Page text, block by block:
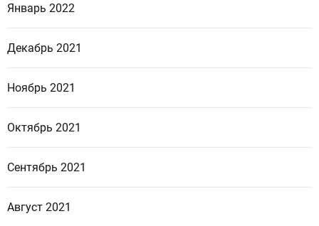
Январь 2022
Декабрь 2021
Ноябрь 2021
Октябрь 2021
Сентябрь 2021
Август 2021